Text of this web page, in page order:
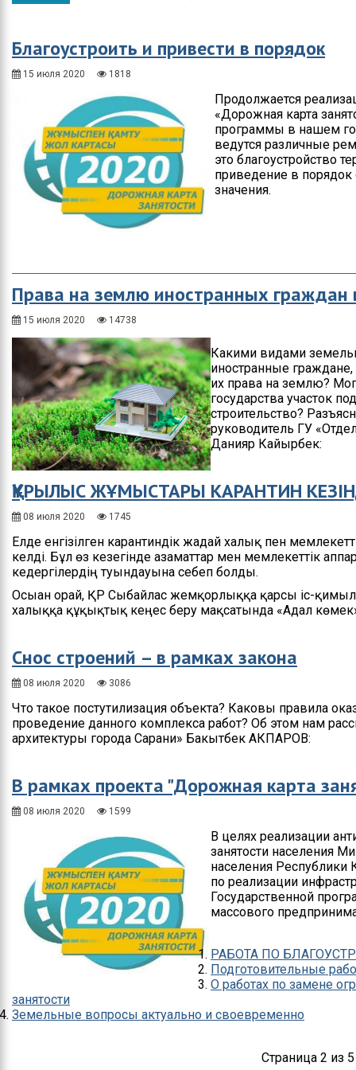
Экономика
Здравоохранение
Неотложка
В городском акимате
В городском
маслихате
Ими гордится город
Школьные будни
закупок
Благоустроить и привести в порядок
15 июля 2020 1818
Продолжается
«Дорожная карта
программы в нашем
ведутся различные
это благоустройство
приведение в порядок
значения.
Права на землю иностранных граждан
15 июля 2020 14738
Какими видами
иностранные
их права на землю?
государства участок
строительство?
руководитель ГУ
Данияр Кайырбек:
ҚҰРЫЛЫС ЖҰМЫСТАРЫ КАРАНТИН
08 июля 2020 1745
Елде енгізілген карантиндік жағдай халық пен
келді. Бұл өз кезегінде азаматтар мен мемлекеттік
кедергілердің туындауына себеп болды.
Осыған орай, ҚР Сыбайлас жемқорлыққа қарсы іс-қимыл
халыққа құқықтық кеңес беру мақсатында «Адал
Снос строений – в рамках закона
08 июля 2020 3086
Что такое постутилизация объекта? Каковы правила
проведение данного комплекса работ? Об этом нам
архитектуры города Сарани» Бакытбек АКПАРОВ:
В рамках проекта "Дорожная карта
08 июля 2020 1599
В целях реализации
занятости населения
населения Республики
по реализации
Государственной
массового
РАБОТА ПО
Подготовительные
О работах по замене
занятости
Земельные вопросы актуально и своевременно
Страница 2 из 5